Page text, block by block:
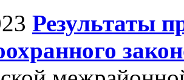
Результаты